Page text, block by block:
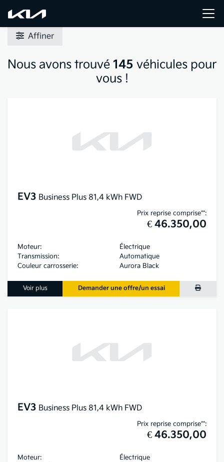
Affiner
Nous avons trouvé 145 véhicules pour
vous !
EV3 Business Plus 81,4 kWh FWD
Prix reprise comprise**:
€ 46.350,00
Moteur:
Électrique
Transmission:
Automatique
Couleur carrosserie:
Aurora Black
Voir plus Demander une offre/un essai
EV3 Business Plus 81,4 kWh FWD
Prix reprise comprise**:
€ 46.350,00
Moteur:
Électrique